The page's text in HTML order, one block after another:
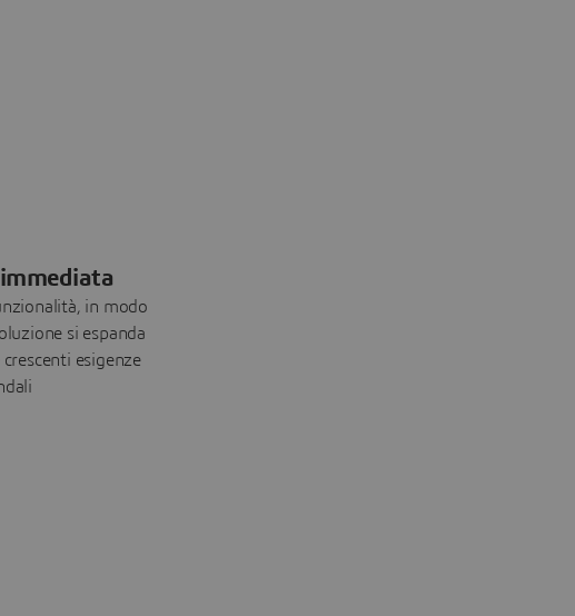
in modo
si espanda
esigenze